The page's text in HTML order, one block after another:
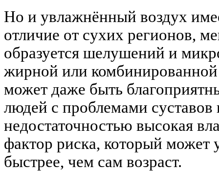
Но и увлажнённый воздух
отличие от сухих регионов,
образуется шелушений и
жирной или
может даже быть
людей с проблемами суставов
недостаточностью высокая
фактор риска, который может
быстрее, чем сам возраст.